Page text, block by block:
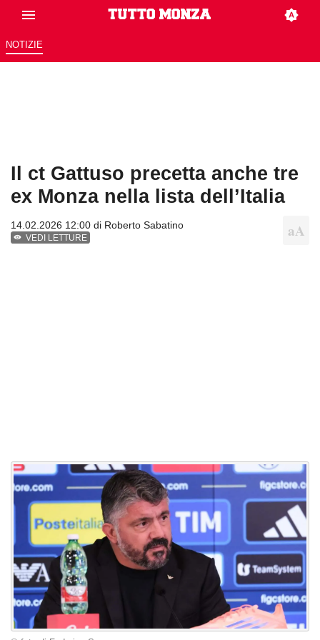
NOTIZIE
Il ct Gattuso precetta anche tre
ex Monza nella lista dell’Italia
14.02.2026 12:00 di Roberto Sabatino
VEDI LETTURE